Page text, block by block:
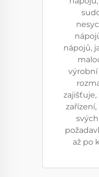
nápojů,
výrobní
až po